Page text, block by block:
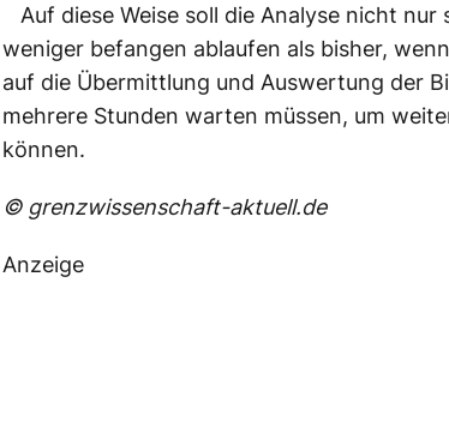
Auf diese Weise soll die Analyse nicht nur
weniger befangen ablaufen als bisher,
auf die Übermittlung und Auswertung der
mehrere Stunden warten müssen, um
können.
© grenzwissenschaft-aktuell.de
Anzeige